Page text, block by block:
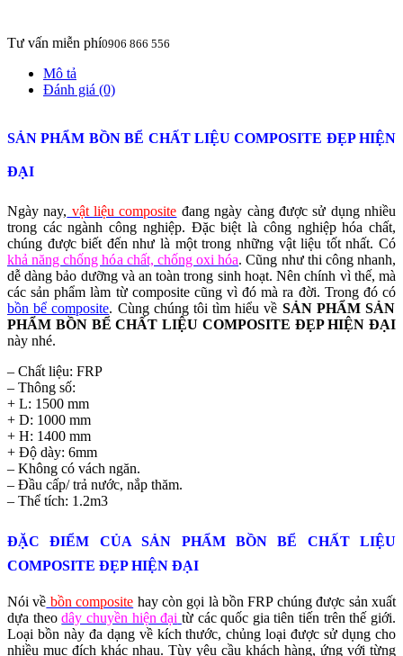
Tư vấn miễn phí0906 866 556
Mô tả
Đánh giá (0)
SẢN PHẨM BỒN BỂ CHẤT LIỆU COMPOSITE ĐẸP HIỆN
ĐẠI
Ngày nay, vật liệu composite đang ngày càng được sử dụng nhiều
trong các ngành công nghiệp. Đặc biệt là công nghiệp hóa chất,
chúng được biết đến như là một trong những vật liệu tốt nhất. Có
khả năng chống hóa chất, chống oxi hóa. Cũng như thi công nhanh,
dễ dàng bảo dưỡng và an toàn trong sinh hoạt. Nên chính vì thế, mà
các sản phẩm làm từ composite cũng vì đó mà ra đời. Trong đó có
bồn bể composite. Cùng chúng tôi tìm hiểu về SẢN PHẨM SẢN
PHẨM BỒN BỂ CHẤT LIỆU COMPOSITE ĐẸP HIỆN ĐẠI
này nhé.
– Chất liệu: FRP
– Thông số:
+ L: 1500 mm
+ D: 1000 mm
+ H: 1400 mm
+ Độ dày: 6mm
– Không có vách ngăn.
– Đầu cấp/ trả nước, nắp thăm.
– Thể tích: 1.2m3
ĐẶC ĐIỂM CỦA SẢN PHẨM BỒN BỂ CHẤT LIỆU
COMPOSITE ĐẸP HIỆN ĐẠI
Nói về bồn composite hay còn gọi là bồn FRP chúng được sản xuất
dựa theodây chuyền hiện đại từ các quốc gia tiên tiến trên thế giới.
Loại bồn này đa dạng về kích thước, chủng loại được sử dụng cho
nhiều mục đích khác nhau. Tùy yêu cầu khách hàng, ứng với từng